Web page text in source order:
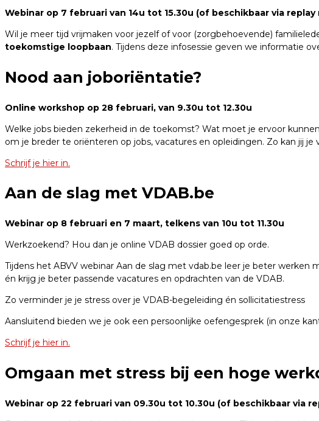
Webinar op 7 februari van 14u tot 15.30u (of beschikbaar via replay
Wil je meer tijd vrijmaken voor jezelf of voor (zorgbehoevende)
toekomstige loopbaan. Tijdens deze infosessie geven we informatie
Nood aan joboriëntatie?
Online workshop op 28 februari, van 9.30u tot 12.30u
Welke jobs bieden zekerheid in de toekomst? Wat moet je ervoor
om je breder te oriënteren op jobs, vacatures en opleidingen. Zo kan jij
Schrijf je hier in.
Aan de slag met VDAB.be
Webinar op 8 februari en 7 maart, telkens van 10u tot 11.30u
Werkzoekend? Hou dan je online VDAB dossier goed op orde.
Tijdens het ABVV webinar Aan de slag met vdab.be leer je beter
én krijg je beter passende vacatures en opdrachten van de VDAB.
Zo verminder je je stress over je VDAB-begeleiding én sollicitatiestress
Aansluitend bieden we je ook een persoonlijke oefengesprek (in onze
Schrijf je hier in.
Omgaan met stress bij een hoge
Webinar op 22 februari van 09.30u tot 10.30u (of beschikbaar via